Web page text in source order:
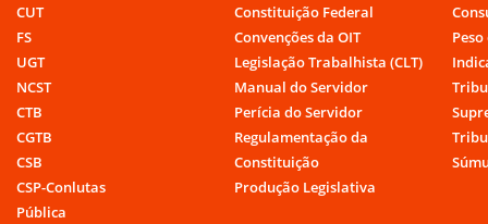
CUT
FS
UGT
NCST
CTB
CGTB
CSB
CSP-Conlutas
Pública
Constituição Federal
Convenções da OIT
Legislação Trabalhista (CLT)
Manual do Servidor
Perícia do Servidor
Regulamentação da
Constituição
Produção Legislativa